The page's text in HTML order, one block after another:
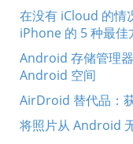
在没有 iCloud 的情
iPhone 的 5 种最佳
Android 存储管理
Android 空间
AirDroid 替代品：
将照片从 Android